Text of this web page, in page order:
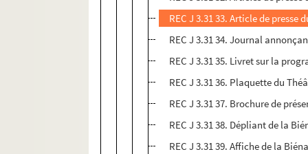
REC J 3.31 33. Article de
REC J 3.31 34. Journal
REC J 3.31 35. Livret sur la
REC J 3.31 36. Plaquette du
REC J 3.31 37. Brochure de
REC J 3.31 38. Dépliant de la
REC J 3.31 39. Affiche de la